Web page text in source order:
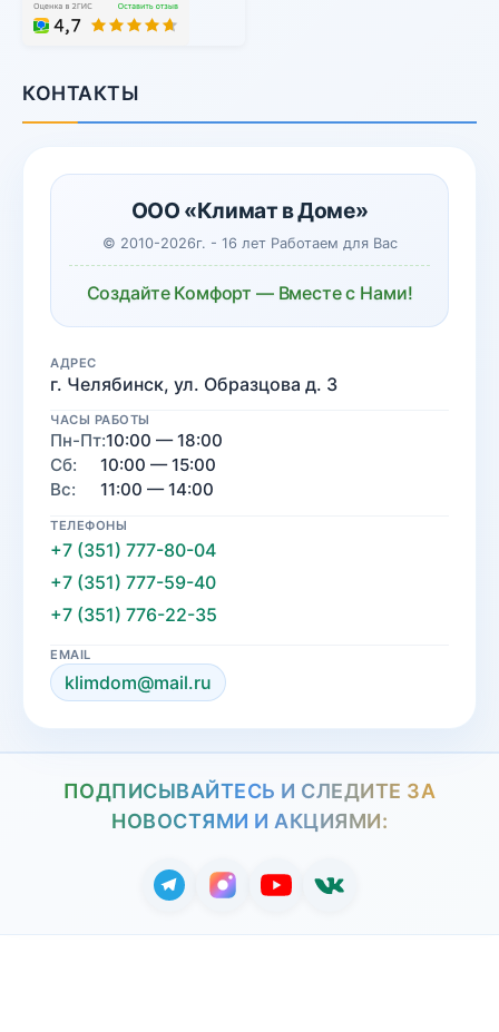
КОНТАКТЫ
ООО «Климат в Доме»
© 2010-2026г. - 16 лет Работаем для Вас
Создайте Комфорт — Вместе с Нами!
АДРЕС
г. Челябинск, ул. Образцова д. 3
ЧАСЫ РАБОТЫ
Пн-Пт:10:00 — 18:00
Сб:
10:00 — 15:00
Вс:
11:00 — 14:00
ТЕЛЕФОНЫ
+7 (351) 777-80-04
+7 (351) 777-59-40
+7 (351) 776-22-35
EMAIL
klimdom@mail.ru
ПОДПИСЫВАЙТЕСЬ И СЛЕДИТЕ ЗА
НОВОСТЯМИ И АКЦИЯМИ: